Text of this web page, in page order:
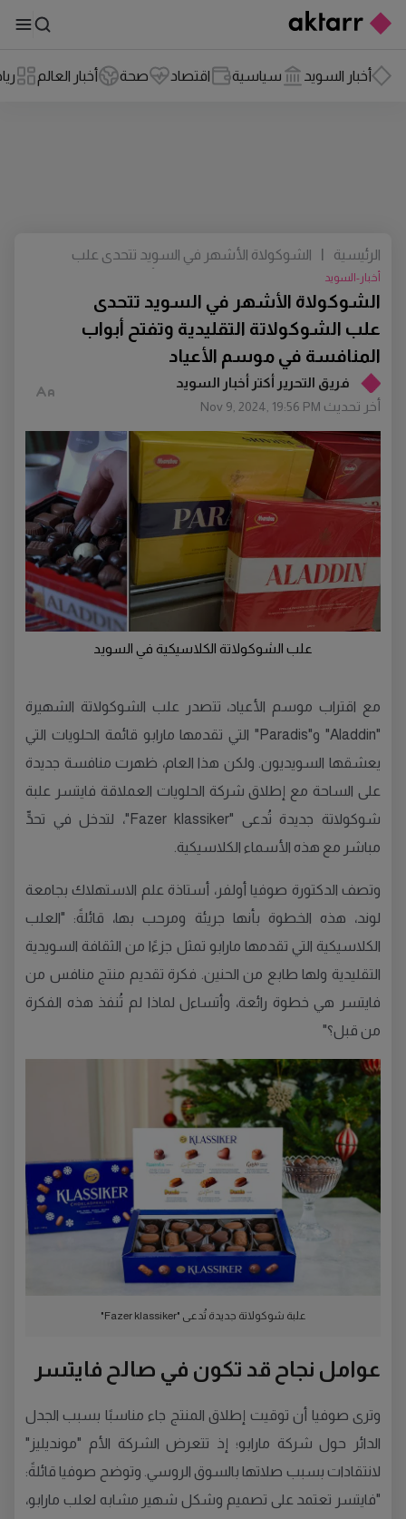
أخبار السويد سياسية اقتصاد صحة أخبار العالم
فريق التحرير أكتر أخبار السويد
أخر تحديث Nov 9, 2024, 19:56 PM
الشوكولاة الأشهر في السويد تتحدى
علب الشوكولاتة التقليدية وتفتح أبواب
المنافسة في موسم الأعياد
أخبار-السويد
الرئيسية |
الشوكولاة الأشهر في السويد تتحدى علب
في موسم الأعياد
علب الشوكولاتة الكلاسيكية في السويد
مع اقتراب موسم الأعياد، تتصدر علب الشوكولاتة الشهيرة
"Aladdin" و"Paradis" التي تقدمها مارابو قائمة الحلويات التي
يعشقها السويديون. ولكن هذا العام، ظهرت منافسة جديدة
على الساحة مع إطلاق شركة الحلويات العملاقة فايتسر علبة
شوكولاتة جديدة تُدعى "Fazer klassiker"، لتدخل في تحدٍّ
مباشر مع هذه الأسماء الكلاسيكية.
وتصف الدكتورة صوفيا أولفر، أستاذة علم الاستهلاك بجامعة
لوند، هذه الخطوة بأنها جريئة ومرحب بها، قائلةً: "العلب
الكلاسيكية التي تقدمها مارابو تمثل جزءًا من الثقافة السويدية
التقليدية ولها طابع من الحنين. فكرة تقديم منتج منافس من
فايتسر هي خطوة رائعة، وأتساءل لماذا لم تُنفذ هذه الفكرة
من قبل؟"
علبة شوكولاتة جديدة تُدعى "Fazer klassiker"
عوامل نجاح قد تكون في صالح فايتسر
وترى صوفيا أن توقيت إطلاق المنتج جاء مناسبًا بسبب الجدل
الدائر حول شركة مارابو؛ إذ تتعرض الشركة الأم "مونديليز"
لانتقادات بسبب صلاتها بالسوق الروسي. وتوضح صوفيا قائلةً:
"فايتسر تعتمد على تصميم وشكل شهير مشابه لعلب مارابو،